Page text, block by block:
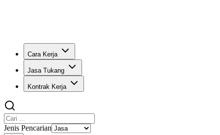
Cara Kerja
Jasa Tukang
Kontrak Kerja
Jenis Pencarian